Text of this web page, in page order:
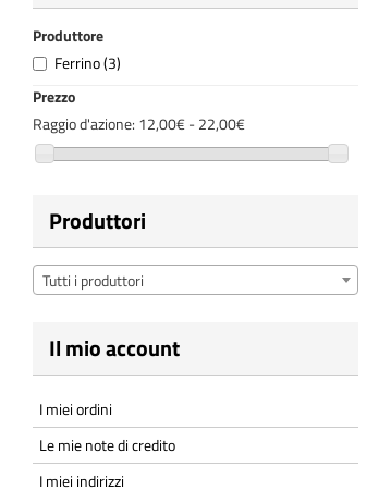
Produttore
Ferrino(3)
Prezzo
Raggio d'azione: 12,00€ - 22,00€
Produttori
Tutti i produttori
Il mio account
I miei ordini
Le mie note di credito
I miei indirizzi